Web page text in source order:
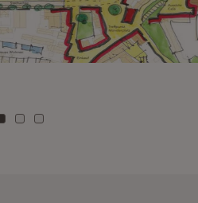
Zu Kachel: 0
Zu Kachel: 1
Zu Kachel: 2